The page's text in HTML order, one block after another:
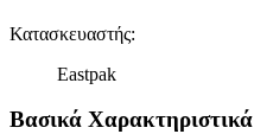
Κατασκευαστής:
Eastpak
Βασικά Χαρακτηριστικά